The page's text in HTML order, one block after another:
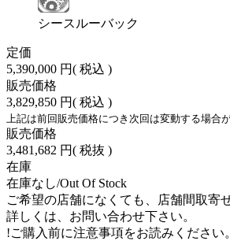
シースルーバック
定価
5,390,000 円( 税込 )
販売価格
3,829,850 円( 税込 )
上記は前回販売価格につき次回は変動する場合
販売価格
3,481,682 円( 税抜 )
在庫
在庫なし/Out Of Stock
ご希望の店舗になくても、店舗間取寄
詳しくは、お問い合わせ下さい。
!ご購入前に注意事項をお読みください。